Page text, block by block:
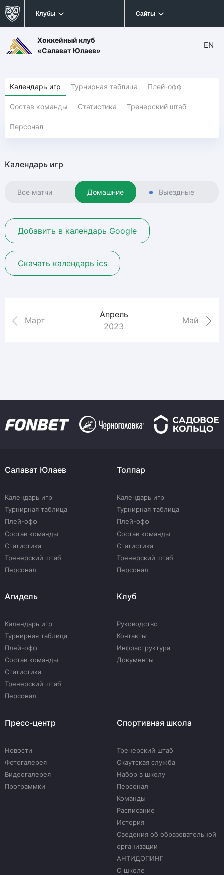
Клубы Сайты
Хоккейный клуб
«Салават Юлаев»
EN
Календарь игр Турнирная таблица Плей-офф
Состав команды Статистика Тренерский штаб
Персонал
Календарь игр
Все матчи Домашние Выездные
Добавить в календарь Google
Скачать календарь ics
Март
Апрель
2023
Май
Салават Юлаев
Календарь игр
Турнирная таблица
Плей-офф
Состав команды
Статистика
Тренерский штаб
Персонал
Толпар
Календарь игр
Турнирная таблица
Плей-офф
Состав команды
Статистика
Тренерский штаб
Персонал
Агидель
Календарь игр
Турнирная таблица
Плей-офф
Состав команды
Статистика
Тренерский штаб
Персонал
Клуб
Руководство
Контакты
Инфраструктура
Документы
Пресс-центр
Новости
Фотогалерея
Видеогалерея
Программки
Спортивная школа
Тренерский штаб
Скаутская служба
Набор в школу
Персонал
Команды
Расписание
История
Сведения об образовательной
организации
АНТИДОПИНГ
О школе